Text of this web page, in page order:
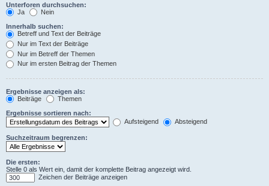
Unterforen durchsuchen:
Ja
Nein
Innerhalb suchen:
Betreff und Text der Beiträge
Nur im Text der Beiträge
Nur im Betreff der Themen
Nur im ersten Beitrag der Themen
Ergebnisse anzeigen als:
Beiträge
Themen
Ergebnisse sortieren nach:
Aufsteigend
Absteigend
Suchzeitraum begrenzen:
Die ersten:
Stelle 0 als Wert ein, damit der komplette Beitrag angezeigt wird.
Zeichen der Beiträge anzeigen